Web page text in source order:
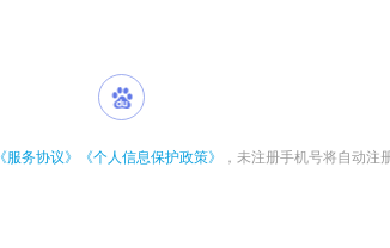
《服务协议》 《个人信息保护政策》 ，未注册手机号将自动注